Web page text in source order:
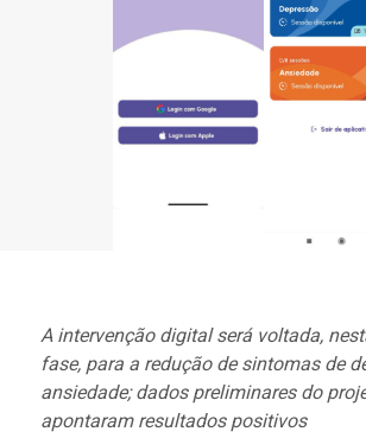
A intervenção digital será voltada,
fase, para a redução de sintomas de
ansiedade; dados preliminares do
apontaram resultados positivos